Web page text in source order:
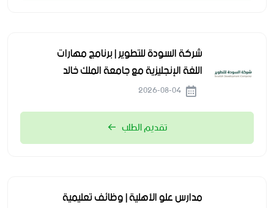
شركة السودة للتطوير | برنامج مهارات
اللغة الإنجليزية مع جامعة الملك خالد
تقديم الطلب
مدارس علو الأهلية | وظائف تعليمية